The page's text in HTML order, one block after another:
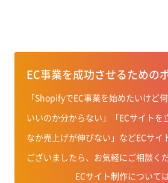
EC事業を成功させるための
「ShopifyでEC事業を始めたいけど
いいのか分からない」「ECサイトを
なか売上げが伸びない」などECサイ
ございましたら、お気軽にご相談く
ECサイト制作について